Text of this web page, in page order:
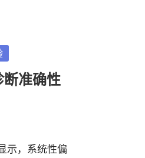
准确性
示，系统性偏